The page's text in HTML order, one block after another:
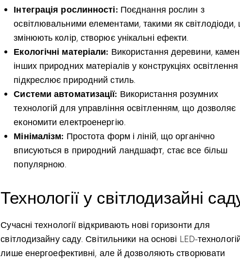
Інтеграція рослинності: Поєднання рослин з
освітлювальними елементами, такими як
змінюють колір, створює унікальні ефекти.
Екологічні матеріали: Використання деревини,
інших природних матеріалів у конструкціях освітлення
підкреслює природний стиль.
Системи автоматизації: Використання розумних
технологій для управління освітленням, що дозволяє
економити електроенергію.
Мінімалізм: Простота форм і ліній, що органічно
вписуються в природний ландшафт, стає все більш
популярною.
Технології у світлодизайні
Сучасні технології відкривають нові горизонти для
світлодизайну саду. Світильники на основі LED-
лише енергоефективні, але й дозволяють створювати